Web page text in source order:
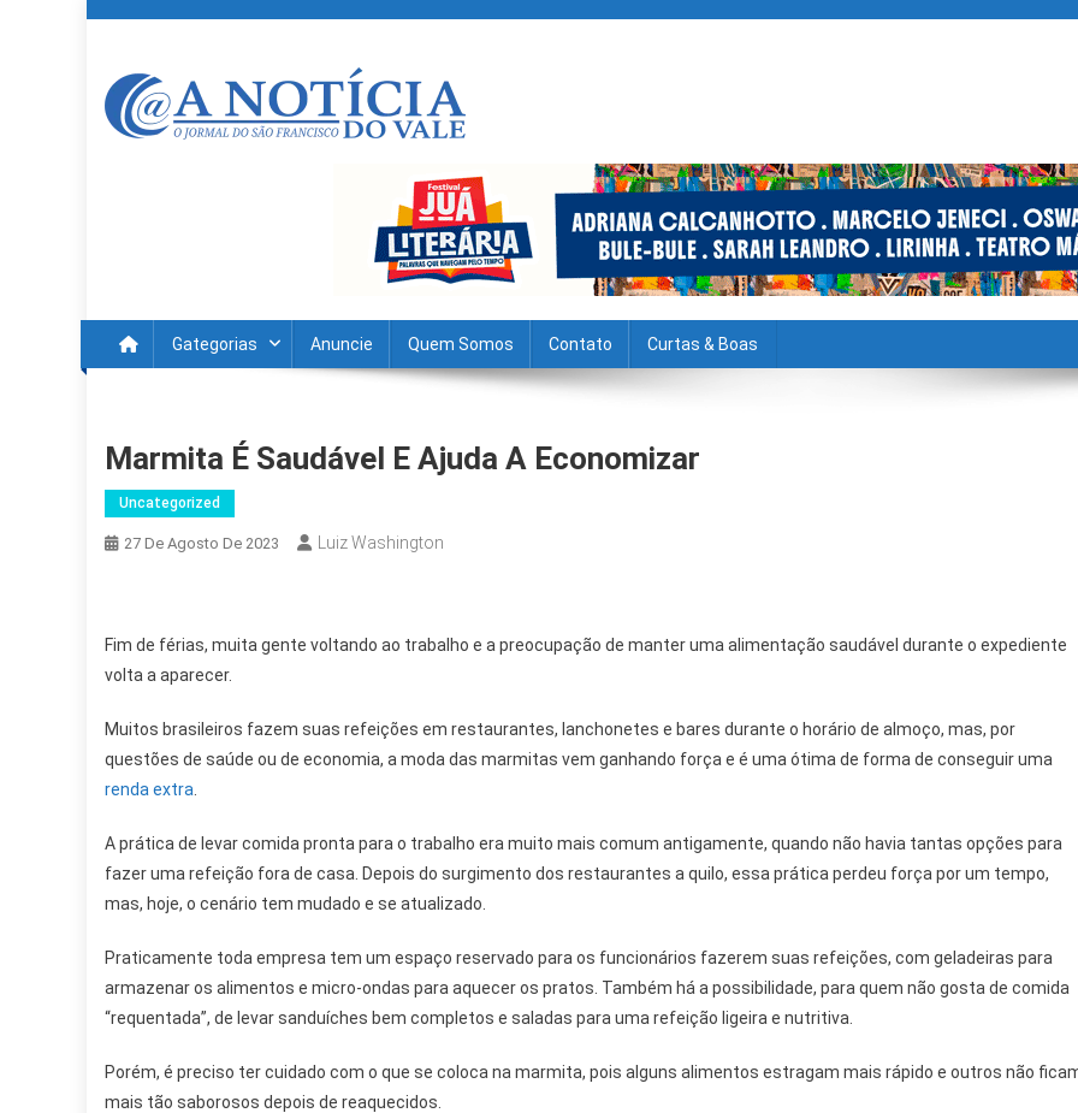
content
Gategorias Anuncie Quem Somos Contato Curtas & Boas
Marmita É Saudável E Ajuda A Economizar
Uncategorized
27 De Agosto De 2023 Luiz Washington
Fim de férias, muita gente voltando ao trabalho e a preocupação de manter uma alimentação saudável durante o expediente
volta a aparecer.
Muitos brasileiros fazem suas refeições em restaurantes, lanchonetes e bares durante o horário de almoço, mas, por
questões de saúde ou de economia, a moda das marmitas vem ganhando força e é uma ótima de forma de conseguir uma
renda extra
A prática de levar comida pronta para o trabalho era muito mais comum antigamente, quando não havia tantas opções para
fazer uma refeição fora de casa. Depois do surgimento dos restaurantes a quilo, essa prática perdeu força por um tempo,
mas, hoje, o cenário tem mudado e se atualizado.
Praticamente toda empresa tem um espaço reservado para os funcionários fazerem suas refeições, com geladeiras para
armazenar os alimentos e micro-ondas para aquecer os pratos. Também há a possibilidade, para quem não gosta de comida
“requentada”, de levar sanduíches bem completos e saladas para uma refeição ligeira e nutritiva.
Porém, é preciso ter cuidado com o que se coloca na marmita, pois alguns alimentos estragam mais rápido e outros não
mais tão saborosos depois de reaquecidos.